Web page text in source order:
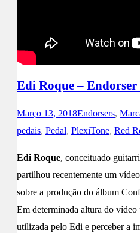
Edi Roque –
Março 13, 2018Endorsers,
pedais, Pedal, PlexiTone, Red
Edi Roque, conceituado
partilhou recentemente um
sobre a produção do álbum
Em determinada altura do vídeo
utilizada pelo Edi e perceber a